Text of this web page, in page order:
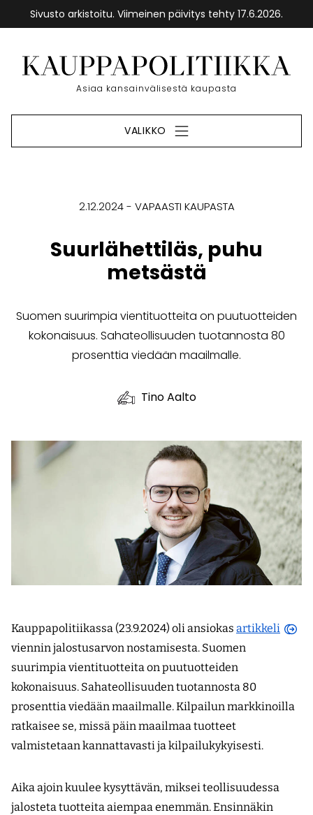
Sivusto arkistoitu. Viimeinen päivitys tehty 17.6.2026.
sisältöön
Etusivu
Asiaa kansainvälisestä kaupasta
VALIKKO
2.12.2024 VAPAASTI KAUPASTA
Suurlähettiläs, puhu
metsästä
Suomen suurimpia vientituotteita on puutuotteiden
kokonaisuus. Sahateollisuuden tuotannosta 80
prosenttia viedään maailmalle.
Tino Aalto
Kauppapolitiikassa (23.9.2024) oli ansiokas artikkeli
viennin jalostusarvon nostamisesta. Suomen
suurimpia vientituotteita on puutuotteiden
kokonaisuus. Sahateollisuuden tuotannosta 80
prosenttia viedään maailmalle. Kilpailun markkinoilla
ratkaisee se, missä päin maailmaa tuotteet
valmistetaan kannattavasti ja kilpailukykyisesti.
Aika ajoin kuulee kysyttävän, miksei teollisuudessa
jalosteta tuotteita aiempaa enemmän. Ensinnäkin